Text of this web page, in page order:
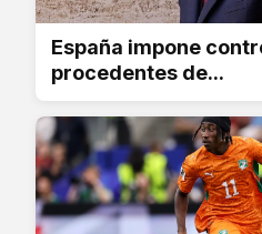
España impone
procedentes de...